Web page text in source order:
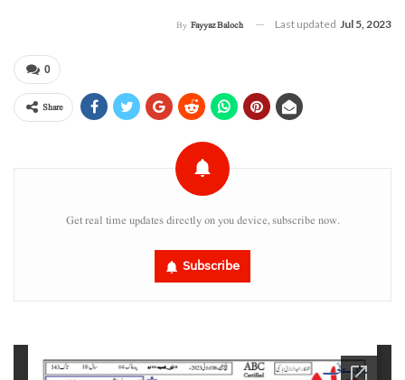
By Fayyaz Baloch Last updated Jul 5, 2023
0
Share
Get real time updates directly on you device, subscribe now.
Subscribe